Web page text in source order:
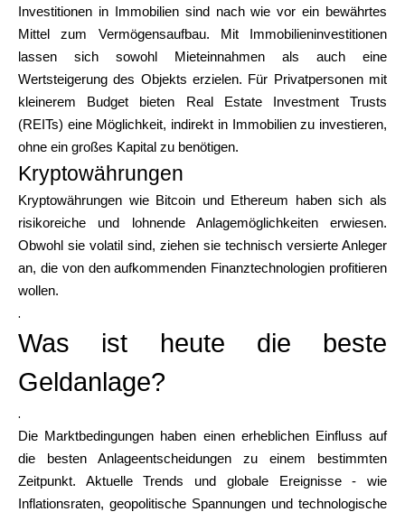
Investitionen in Immobilien sind nach wie vor ein bewährtes
Mittel zum Vermögensaufbau. Mit Immobilieninvestitionen
lassen sich sowohl Mieteinnahmen als auch eine
Wertsteigerung des Objekts erzielen. Für Privatpersonen mit
kleinerem Budget bieten Real Estate Investment Trusts
(REITs) eine Möglichkeit, indirekt in Immobilien zu investieren,
ohne ein großes Kapital zu benötigen.
Kryptowährungen
Kryptowährungen wie Bitcoin und Ethereum haben sich als
risikoreiche und lohnende Anlagemöglichkeiten erwiesen.
Obwohl sie volatil sind, ziehen sie technisch versierte Anleger
an, die von den aufkommenden Finanztechnologien profitieren
wollen.
.
Was ist heute die beste
Geldanlage?
.
Die Marktbedingungen haben einen erheblichen Einfluss auf
die besten Anlageentscheidungen zu einem bestimmten
Zeitpunkt. Aktuelle Trends und globale Ereignisse - wie
Inflationsraten, geopolitische Spannungen und technologische